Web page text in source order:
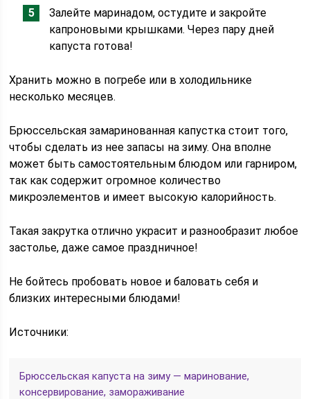
Залейте маринадом, остудите и закройте
капроновыми крышками. Через пару дней
капуста готова!
Хранить можно в погребе или в холодильнике
несколько месяцев.
Брюссельская замаринованная капустка стоит того,
чтобы сделать из нее запасы на зиму. Она вполне
может быть самостоятельным блюдом или гарниром,
так как содержит огромное количество
микроэлементов и имеет высокую калорийность.
Такая закрутка отлично украсит и разнообразит любое
застолье, даже самое праздничное!
Не бойтесь пробовать новое и баловать себя и
близких интересными блюдами!
Источники:
Брюссельская капуста на зиму — маринование,
консервирование, замораживание